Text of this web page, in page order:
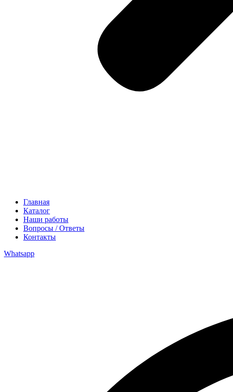
Главная
Каталог
Наши работы
Вопросы / Ответы
Контакты
Whatsapp